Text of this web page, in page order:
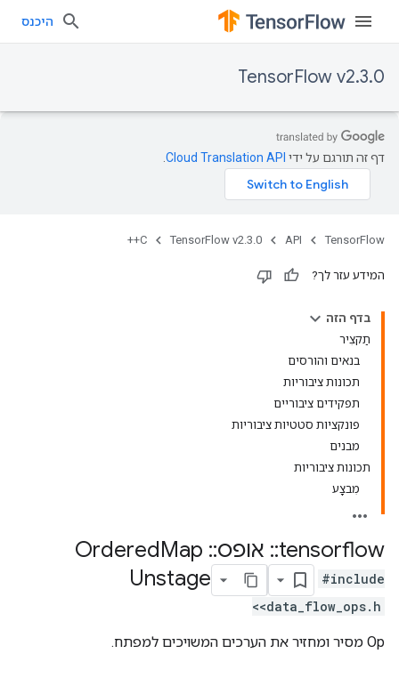
היכנס
TensorFlow v2.3.0
דף זה תורגם על ידי Cloud Translation API
TensorFlow
API
TensorFlow v2.3.0
C++
המידע עזר לך?
בדף הזה
תַקצִיר
בנאים והורסים
תכונות ציבוריות
תפקידים ציבוריים
פונקציות סטטיות ציבוריות
מבנים
תכונות ציבוריות
מִבצָע
tensorflow
:: אופס::
Map
Unstage
#include
<data_flow_ops.h>
Op מסיר ומחזיר את הערכים המשויכים למפתח.